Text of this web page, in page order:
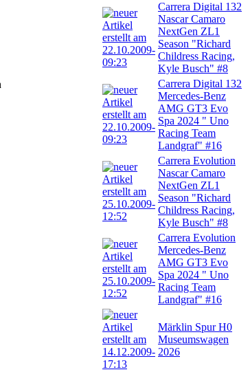
Carrera Digital 132
Nascar Camaro
NextGen ZL1
Season "Richard
Childress Racing,
Kyle Busch" #8
Carrera Digital 132
Mercedes-Benz
AMG GT3 Evo
Spa 2024 " Uno
Racing Team
Landgraf" #16
Carrera Evolution
Nascar Camaro
NextGen ZL1
Season "Richard
Childress Racing,
Kyle Busch" #8
Carrera Evolution
Mercedes-Benz
AMG GT3 Evo
Spa 2024 " Uno
Racing Team
Landgraf" #16
Märklin Spur H0
Museumswagen
2026